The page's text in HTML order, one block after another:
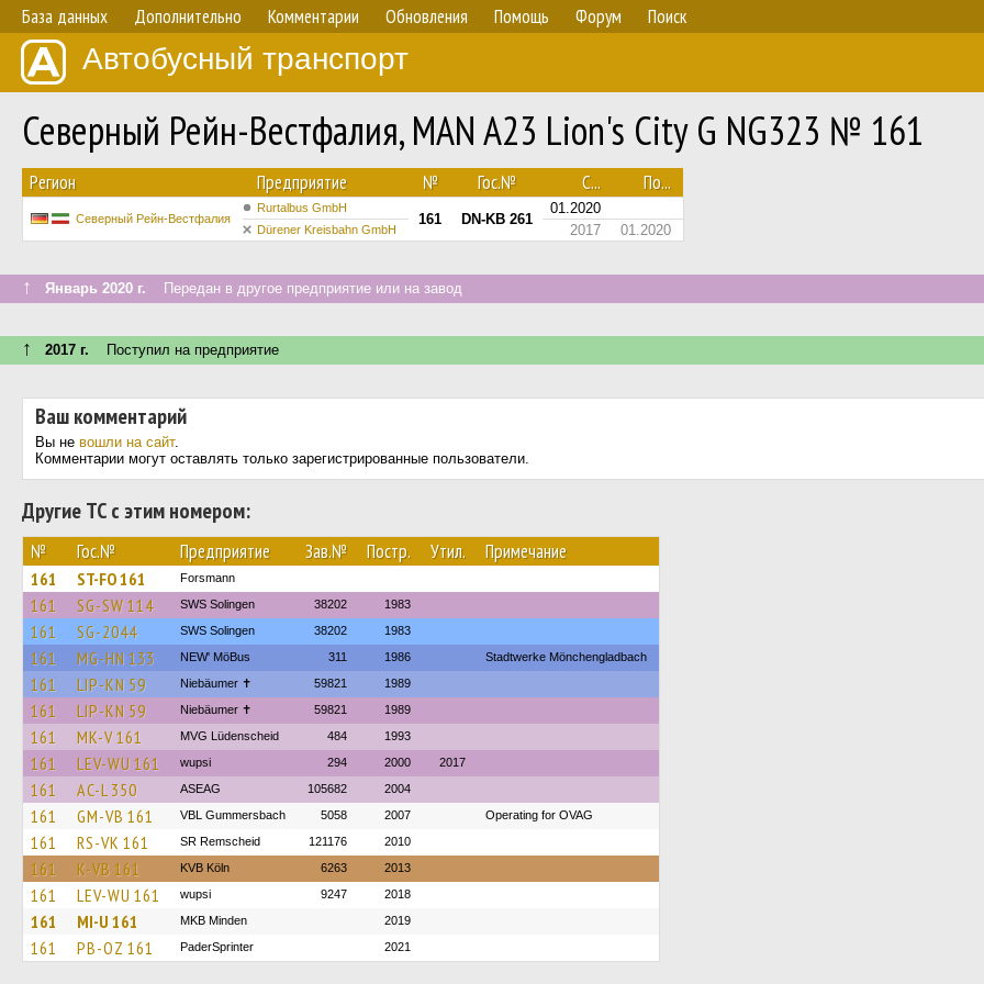
База данных Дополнительно Комментарии Обновления Помощь Форум Поиск
Автобусный транспорт
Северный Рейн-Вестфалия, MAN A23 Lion's City G NG323 № 161
Регион Предприятие № Гос.№ С... По...
Северный Рейн-Вестфалия
Rurtalbus GmbH
161 DN-KB 261
01.2020
Dürener Kreisbahn GmbH 2017 01.2020
↑ Январь 2020 г. Передан в другое предприятие или на завод
↑ 2017 г. Поступил на предприятие
Ваш комментарий
Вы не вошли на сайт.
Комментарии могут оставлять только зарегистрированные пользователи.
Другие ТС с этим номером:
№ Гос.№ Предприятие Зав.№ Постр. Утил. Примечание
161 ST-FO 161 Forsmann
161 SG-SW 114 SWS Solingen 38202 1983
161 SG-2044 SWS Solingen 38202 1983
161 MG-HN 133 NEW' MöBus 311 1986 Stadtwerke Mönchengladbach
161 LIP-KN 59 Niebäumer ✝︎ 59821 1989
161 LIP-KN 59 Niebäumer ✝︎ 59821 1989
161 MK-V 161 MVG Lüdenscheid 484 1993
161 LEV-WU 161 wupsi 294 2000 2017
161 AC-L 350 ASEAG 105682 2004
161 GM-VB 161 VBL Gummersbach 5058 2007 Operating for OVAG
161 RS-VK 161 SR Remscheid 121176 2010
161 K-VB 161 KVB Köln 6263 2013
161 LEV-WU 161 wupsi 9247 2018
161 MI-U 161 MKB Minden 2019
161 PB-OZ 161 PaderSprinter 2021